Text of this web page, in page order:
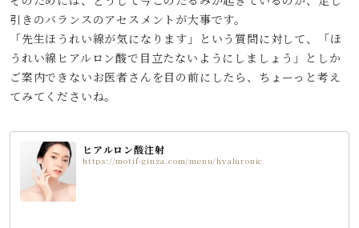
引きのバランスのアセスメントが大事です。
「先生ほうれい線が気になります」という質問に対して、「ほ
うれい線ヒアルロン酸で目立たないようにしましょう」としか
ご案内できないお医者さんを目の前にしたら、ちょーっと考え
てみてくださいね。
ヒアルロン酸注射
https://motif-ginza.com/menu/hyaluronic